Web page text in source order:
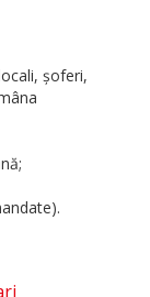
șoferi,